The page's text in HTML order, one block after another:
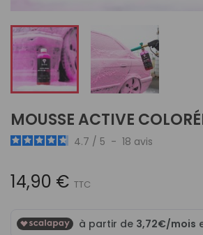
MOUSSE ACTIVE
4.7 / 5 - 18 avis
14,90 € TTC